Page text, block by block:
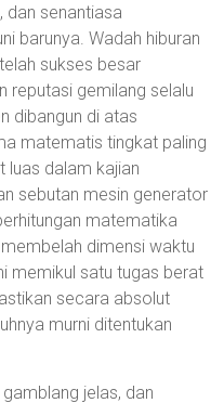
dan senantiasa
barunya. Wadah hiburan
sukses besar
reputasi gemilang selalu
dibangun di atas
matematis tingkat paling
luas dalam kajian
sebutan mesin generator
matematika
dimensi waktu
memikul satu tugas berat
secara absolut
murni ditentukan
jelas, dan